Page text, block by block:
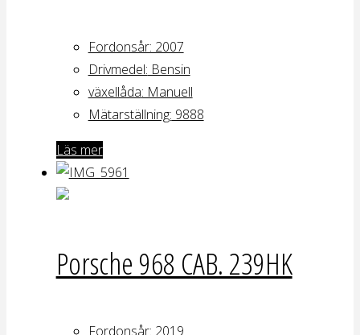
Fordonsår: 2007
Drivmedel: Bensin
växellåda: Manuell
Mätarställning: 9888
Läs mer
Porsche 968 CAB. 239HK
Fordonsår: 2019